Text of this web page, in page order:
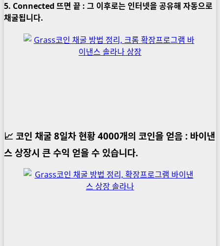
5. Connected 뜨면 끝 : 그 이후로는 인터넷을 공유해 자동으로
채굴됩니다.
📈 코인 채굴 8일차 현황 4000개의 코인을 얻음 : 바이낸
스 상장시 큰 수익 얻을 수 있습니다.